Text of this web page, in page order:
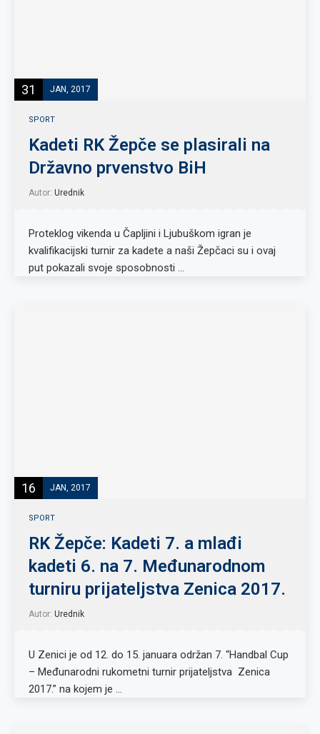
31 JAN, 2017
SPORT
Kadeti RK Žepče se plasirali na
Državno prvenstvo BiH
Autor: Urednik
Proteklog vikenda u Čapljini i Ljubuškom igran je
kvalifikacijski turnir za kadete a naši Žepčaci su i ovaj
put pokazali svoje sposobnosti …
16 JAN, 2017
SPORT
RK Žepče: Kadeti 7. a mlađi
kadeti 6. na 7. Međunarodnom
turniru prijateljstva Zenica 2017.
Autor: Urednik
U Zenici je od 12. do 15. januara održan 7. “Handbal Cup
– Međunarodni rukometni turnir prijateljstva Zenica
2017.” na kojem je …